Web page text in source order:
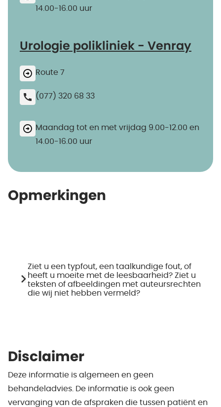
14.00-16.00 uur
Urologie polikliniek - Venray
Route 7
(077) 320 68 33
Maandag tot en met vrijdag 9.00-12.00 en
14.00-16.00 uur
Opmerkingen
Ziet u een typfout, een taalkundige fout, of
heeft u moeite met de leesbaarheid? Ziet u
teksten of afbeeldingen met auteursrechten
die wij niet hebben vermeld?
Disclaimer
Deze informatie is algemeen en geen
behandeladvies. De informatie is ook geen
vervanging van de afspraken die tussen patiënt en